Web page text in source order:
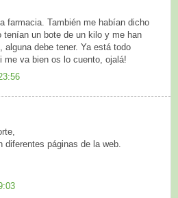
farmacia. También me habían dicho
tenían un bote de un kilo y me han
debe tener. Ya está todo
me va bien os lo cuento, ojalá!
diferentes páginas de la web.